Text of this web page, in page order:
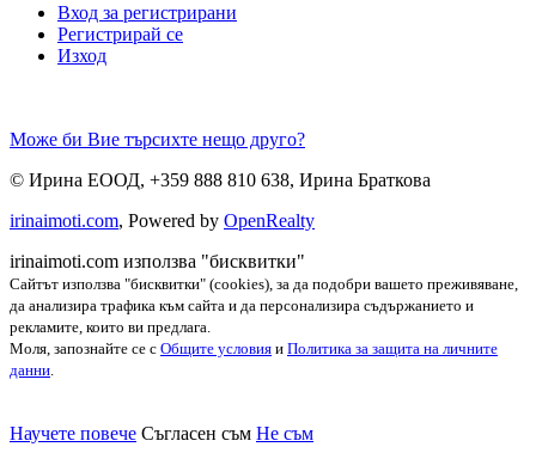
Вход за регистрирани
Регистрирай се
Изход
Може би Вие търсихте нещо друго?
© Ирина ЕООД, +359 888 810 638, Ирина Браткова
irinaimoti.com, Powered by OpenRealty
irinaimoti.com използва "бисквитки"
Сайтът използва "бисквитки" (cookies), за да подобри вашето преживяване,
да анализира трафика към сайта и да персонализира съдържанието и
рекламите, които ви предлага.
Моля, запознайте се с Общите условия и Политика за защита на личните
данни
Научете повече Съгласен съм Не съм